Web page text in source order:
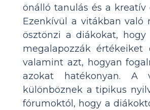
önálló tanulás és a kreatív
Ezenkívül a vitákban való
ösztönzi a diákokat, hogy
megalapozzák értékeiket
valamint azt, hogyan
azokat hatékonyan. A
különböznek a tipikus
fórumoktól, hogy a